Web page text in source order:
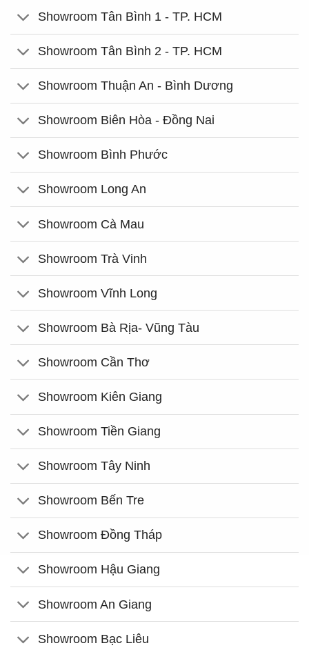
Showroom Tân Bình 1 - TP. HCM
Showroom Tân Bình 2 - TP. HCM
Showroom Thuận An - Bình Dương
Showroom Biên Hòa - Đồng Nai
Showroom Bình Phước
Showroom Long An
Showroom Cà Mau
Showroom Trà Vinh
Showroom Vĩnh Long
Showroom Bà Rịa- Vũng Tàu
Showroom Cần Thơ
Showroom Kiên Giang
Showroom Tiền Giang
Showroom Tây Ninh
Showroom Bến Tre
Showroom Đồng Tháp
Showroom Hậu Giang
Showroom An Giang
Showroom Bạc Liêu